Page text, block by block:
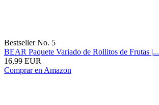
Bestseller No. 5
BEAR Paquete Variado de Rollitos de Frutas |...
16,99 EUR
Comprar en Amazon